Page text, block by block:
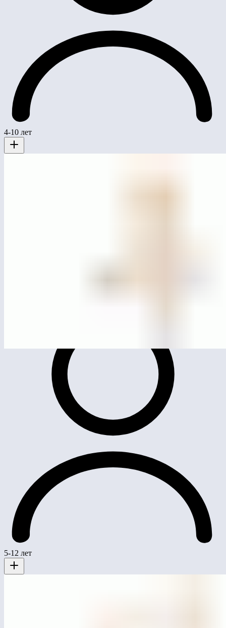
4-10 лет
5-12 лет